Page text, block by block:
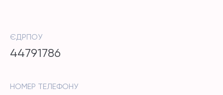
ЄДРПОУ
44791786
НОМЕР ТЕЛЕФОНУ